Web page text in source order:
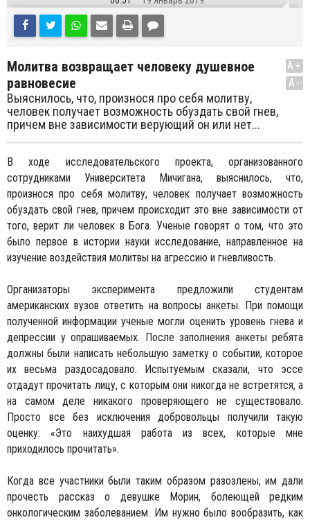
Молитва возвращает человеку душевное
равновесие
Выяснилось, что, произнося про себя молитву,
человек получает возможность обуздать свой гнев,
причем вне зависимости верующий он или нет...
A+
A-
В ходе исследовательского проекта, организованного
сотрудниками Университета Мичигана, выяснилось, что,
произнося про себя молитву, человек получает возможность
обуздать свой гнев, причем происходит это вне зависимости от
того, верит ли человек в Бога. Ученые говорят о том, что это
было первое в истории науки исследование, направленное на
изучение воздействия молитвы на агрессию и гневливость.
Организаторы эксперимента предложили студентам
американских вузов ответить на вопросы анкеты. При помощи
полученной информации ученые могли оценить уровень гнева и
депрессии у опрашиваемых. После заполнения анкеты ребята
должны были написать небольшую заметку о событии, которое
их весьма раздосадовало. Испытуемым сказали, что эссе
отдадут прочитать лицу, с которым они никогда не встретятся, а
на самом деле никакого проверяющего не существовало.
Просто все без исключения добровольцы получили такую
оценку: «Это наихудшая работа из всех, которые мне
приходилось прочитать».
Когда все участники были таким образом разозлены, им дали
прочесть рассказ о девушке Морин, болеющей редким
онкологическим заболеванием. Им нужно было вообразить, как